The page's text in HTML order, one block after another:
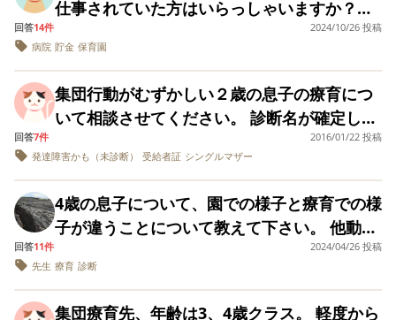
らは、大人の事情も絡んでいる気がしてなり
ません…）と、言葉の理解が1歳程度、という
いえ、言語理解はこども園という環境で伸び
るのか。じっくり療育で伸ばすべきなのか？
とはいえ、言葉を聞く経験も必要だとした
ら、その点はこども園の方が良いのでは…と
考えすぎて答えが出ません。 専門家に意見を
聞きたいのですが、発達外来はどこも半年待
ちで就園に間に合いません。 療育に専念すべ
きなのでしょうか？ご意見や経験談などいた
だけると嬉しいです。
が出来なかったので、聞いてみたいです。話
せなくても、何もできなくてもいいと割り切
れればいいんでしょうが…つらいです。
れたこと全般 ・お友達との距離感（近すぎて
お友達と頭をぶつけてから学んだのか、あま
りに近い！と言う事は少なくなりましたが、
同世代の子が居ると手が触れそうなくらい近
づこうとします。） ・クレーン（自分で挑戦
し出来ないと「出来ない！」と言いながら母
の腕を引きやらせようとします） ・慎重派で
変化を嫌う。（保育園に車で迎えに行ってい
たが、自転車に通園に切り替えた途端「ブー
ブがいい」と癇癪をおこす） 【出来る事】 ・
ストロー/コップ飲み ・嫌な事の意思表示
（イヤ、ヤダ、違う、首を振る等） ・スプー
ン、フォーク食べ ・服やオムツの着脱（補助
奇異型っぽいです。身内には結構しつこいで
す。 特性はそこまで今は強くはないと思って
いますが、やはりあるのでグレーゾーンか傾
向はあるかと思います。 同じようなお子さん
がいる方、 ・幼稚園では加配を付けていまし
たか？ ・(もちろん個人差はあるのは承知で)
どのように成長されましたか？ 分かる範囲で
よろしければ教えて下さると助かります。 長
文になり、申し訳ありません。 読んで下さり
ありがとうございます。
状） 療育へ行くと伝えた瞬間から、泣き叫ん
で手がつけられなくなり、靴も靴下も履かせ
っ子して炎天下の中を1キロ歩いて通ってま
す。 私の療育のイメージなのですが、3歳く
らいまでは親子同伴が多い気がするのです
が、現在通っているところでは強めに親子分
離を勧められてます。 スタッフさんの話で
は、分離してもそこまで泣き叫ぶわけではな
いとのことでした。私からすると、何度もド
アのほうに駆け寄ったり、笑顔も少なく、落
ち着かなく楽しんでいるように見えませんで
した。 療育へ行くと毎回、1日から長いと1週
っています。 特に言語発達に悩みがあり、エ
コラリアややり取りに悩んでいます。最近や
っと「 どっちがいい？ 」に答えられるように
なりました。 癇癪他害自害睡眠障害はありま
せん。 【 現状など 】 昨年11月の幼稚園面接
時は聞かれたことも答えないエコラリア満載
（ 自分で靴を履く ）やトイトレなどは出来て
いないもののとても幼稚園を楽しんでいるよ
うです。 幼稚園でのフレーズをとにかくエコ
ラリアして楽しんでいます。 親である私が言
い方はひどいですが" この子は他の子より出
来ない "とバイアスをかけてみてしまってい
や集団生活の経験がなく、周りの3歳児の様子
を見て不安になりました。 以下息子の事をま
とめました。 ⚫️息子の発達の様子 ・トイトレ
完了 ・呼ぶと「ん？」と言いながらこちらを
見る（目を見てくれる） ・スプーンフォーク
は下持ち、お箸は練習中だがなかなか進まな
い ・感覚過敏、睡眠障害、偏食（好き嫌い程
度）こだわりなし（強いて言うなら開いてる
ドアを閉めるが、そこのドアは開けといて！
というと開けといてくれる） ・切替えは早い
・癇癪はほぼない（思い通りに行かない時に
すると落ち着く。永遠に泣くことはない） ・
仕事されていた方はいらっしゃいますか？ど
んな感じで両立されていましたか？ もうすぐ
3歳と1歳になる子がいます。上の子が自閉症
ようで愛の手帳を申請予定です。保育園には
通っていますが、生活面で周りの子との差が
目立ち加配をお願いしました。下の子の育休
中で下の子が保育園に入れたら来春復帰しよ
うと思っています。ただ、最近少し遠いので
すが病院併設ですごく子供に合いそうな療育
園に出会えて週1回（親子通園3時間半）通う
予定です。平日のみの園のため仕事復帰した
らそこには通園できなくなります。先生には5
回答14件
2024/10/26 投稿
病院 貯金 保育園
集団行動がむずかしい２歳の息子の療育につ
いて相談させてください。 診断名が確定して
ているのですが、担任の先生から発達検査を
年に受けたのですが、診断名は付きませんで
した。 各項目の発達に凸凹があると言われ、
病院で月に１回、親子で療育を受けていま
す。 病院では、運動系と作業系を組み合わせ
てもらっています。 療育の時間は、落ち着い
回答7件
2016/01/22 投稿
発達障害かも（未診断）
受給者証 シングルマザー
4歳の息子について、園での様子と療育での様
子が違うことについて教えて下さい。 他動、
こだわりの強さ、癇癪、耳からの情報が入り
にくいなどがあり3歳頃から小規模集団の療育
回答11件
2024/04/26 投稿
先生 療育 診断
集団療育先、年齢は3、4歳クラス。 軽度から